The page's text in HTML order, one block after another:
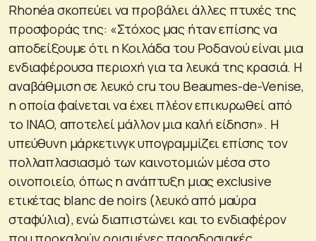
Rhonéa σκοπεύει να προβάλει άλλες πτυχές της
προσφοράς της: «Στόχος μας ήταν επίσης να
αποδείξουμε ότι η Κοιλάδα του Ροδανού είναι μια
ενδιαφέρουσα περιοχή για τα λευκά της κρασιά. Η
αναβάθμιση σε λευκό cru του Beaumes-de-Venise,
η οποία φαίνεται να έχει πλέον επικυρωθεί από
το INAO, αποτελεί μάλλον μια καλή είδηση». Η
υπεύθυνη μάρκετινγκ υπογραμμίζει επίσης τον
πολλαπλασιασμό των καινοτομιών μέσα στο
οινοποιείο, όπως η ανάπτυξη μιας exclusive
ετικέτας blanc de noirs (λευκό από μαύρα
σταφύλια), ενώ διαπιστώνει και το ενδιαφέρον